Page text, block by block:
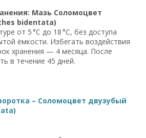
Мазь Соломоцвет
bidentata)
от 5 °C до 18 °C, без доступа
ёмкости. Избегать воздействия
хранения — 4 месяца. После
в течение 45 дней.
– Соломоцвет двузубый